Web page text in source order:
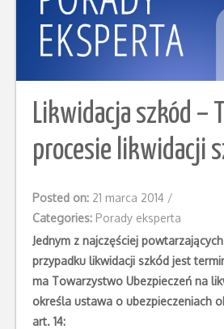
Likwidacja szkód –
procesie likwidacji
Posted on: 21 marca 2014 /
Categories: Porady eksperta
Jednym z najczęściej
przypadku likwidacji szkód jest
ma Towarzystwo Ubezpieczeń na
określa ustawa o ubezpieczeniach
art. 14: